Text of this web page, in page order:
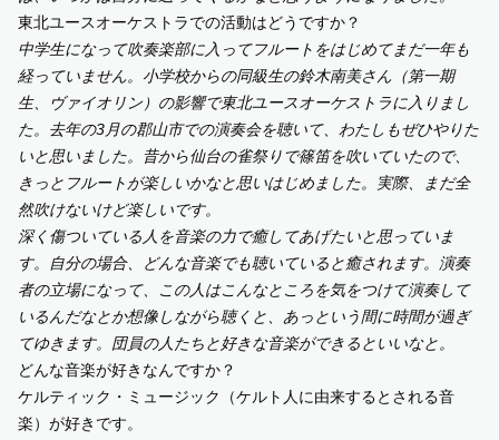
東北ユースオーケストラでの活動はどうですか？
中学生になって吹奏楽部に入ってフルートをはじめてまだ一年も
経っていません。小学校からの同級生の鈴木南美さん（第一期
生、ヴァイオリン）の影響で東北ユースオーケストラに入りまし
た。去年の3月の郡山市での演奏会を聴いて、わたしもぜひやりた
いと思いました。昔から仙台の雀祭りで篠笛を吹いていたので、
きっとフルートが楽しいかなと思いはじめました。実際、まだ全
然吹けないけど楽しいです。
深く傷ついている人を音楽の力で癒してあげたいと思っていま
す。自分の場合、どんな音楽でも聴いていると癒されます。演奏
者の立場になって、この人はこんなところを気をつけて演奏して
いるんだなとか想像しながら聴くと、あっという間に時間が過ぎ
てゆきます。団員の人たちと好きな音楽ができるといいなと。
どんな音楽が好きなんですか？
ケルティック・ミュージック（ケルト人に由来するとされる音
楽）が好きです。